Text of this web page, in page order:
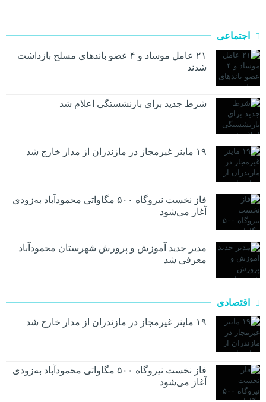
اجتماعی
۲۱ عامل موساد و ۴ عضو باند‌های مسلح بازداشت
شدند
شرط جدید برای بازنشستگی اعلام شد
۱۹ ماینر غیرمجاز در مازندران از مدار خارج شد
فاز نخست نیروگاه ۵۰۰ مگاواتی محمودآباد به‌زودی
آغاز می‌شود
مدیر جدید آموزش و پرورش شهرستان محمودآباد
معرفی شد
اقتصادی
۱۹ ماینر غیرمجاز در مازندران از مدار خارج شد
فاز نخست نیروگاه ۵۰۰ مگاواتی محمودآباد به‌زودی
آغاز می‌شود